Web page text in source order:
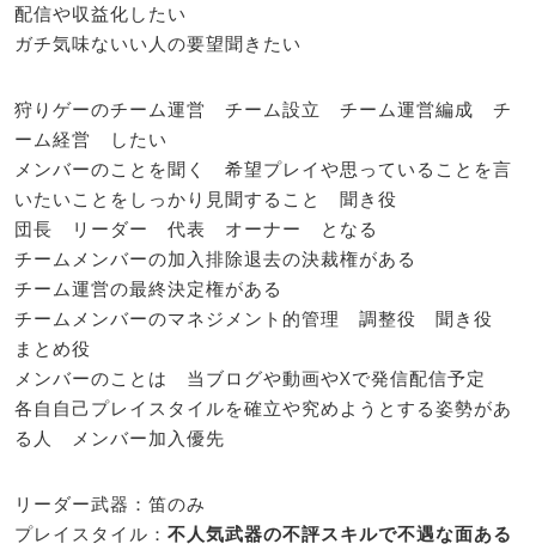
配信や収益化したい
ガチ気味ないい人の要望聞きたい
狩りゲーのチーム運営 チーム設立 チーム運営編成 チ
ーム経営 したい
メンバーのことを聞く 希望プレイや思っていることを言
いたいことをしっかり見聞すること 聞き役
団長 リーダー 代表 オーナー となる
チームメンバーの加入排除退去の決裁権がある
チーム運営の最終決定権がある
チームメンバーのマネジメント的管理 調整役 聞き役
まとめ役
メンバーのことは 当ブログや動画やXで発信配信予定
各自自己プレイスタイルを確立や究めようとする姿勢があ
る人 メンバー加入優先
リーダー武器：笛のみ
プレイスタイル： 不人気武器の不評スキルで不遇な面ある